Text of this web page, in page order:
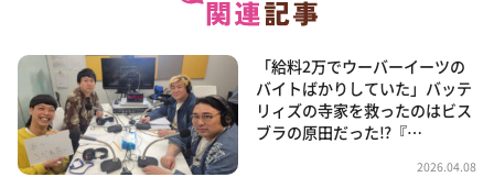
「給料2万でウーバーイーツの
バイトばかりしていた」バッテ
リィズの寺家を救ったのはビス
ブラの原田だった⁉『…
2026.04.08